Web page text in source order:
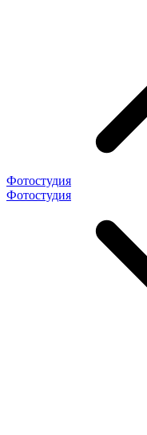
Фотостудия
Фотостудия